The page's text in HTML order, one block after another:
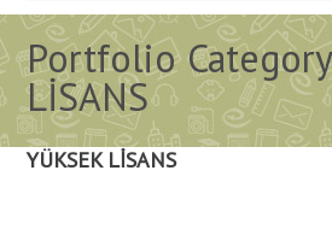
Portfolio Category
LİSANS
YÜKSEK LİSANS